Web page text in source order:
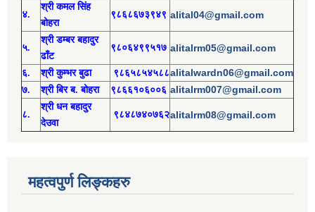
४.
श्री कमल सिंह
बोहरा
९८६८६७३९४९ alital04@gmail.com
५.
श्री डम्बर बहादुर
ढाँट
९८०६४९९५१७ alitalrm05@gmail.com
६. श्री कुम्भर बुढा ९८६५८५४५८८alitalwardn06@gmail.com
७. श्री बिर ब. बोहरा ९८६६१०६००६ alitalrm007@gmail.com
८.
श्री धन बहादुर
देउवा
९८४८७४०७६२alitalrm08@gmail.com
महत्वपुर्ण लिङ्कहरु